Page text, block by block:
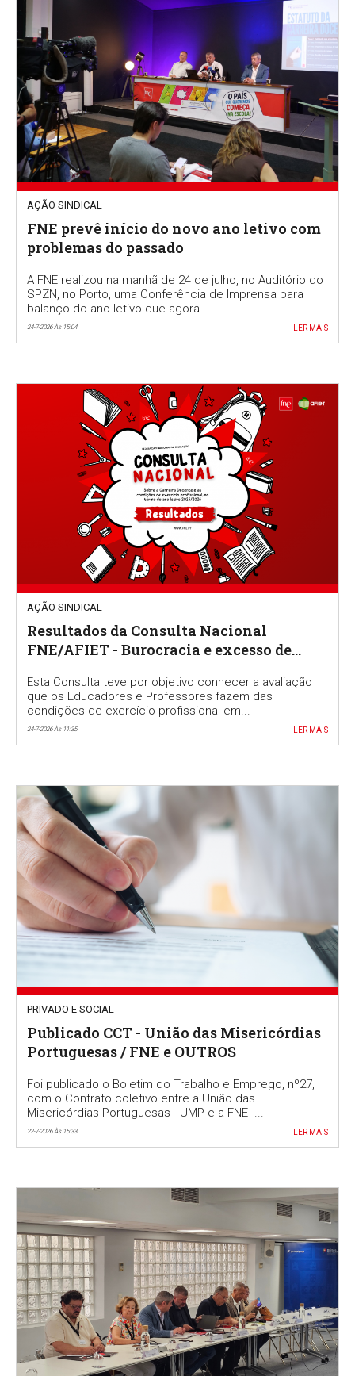
AÇÃO SINDICAL
FNE prevê início do novo ano letivo com
problemas do passado
A FNE realizou na manhã de 24 de julho, no Auditório do
SPZN, no Porto, uma Conferência de Imprensa para
balanço do ano letivo que agora...
24-7-2026 Às 15:04 LER MAIS
AÇÃO SINDICAL
Resultados da Consulta Nacional
FNE/AFIET - Burocracia e excesso de
Esta Consulta teve por objetivo conhecer a avaliação
que os Educadores e Professores fazem das
condições de exercício profissional em...
24-7-2026 Às 11:35 LER MAIS
PRIVADO E SOCIAL
Publicado CCT - União das Misericórdias
Portuguesas / FNE e OUTROS
Foi publicado o Boletim do Trabalho e Emprego, nº27,
com o Contrato coletivo entre a União das
Misericórdias Portuguesas - UMP e a FNE -...
22-7-2026 Às 15:33 LER MAIS